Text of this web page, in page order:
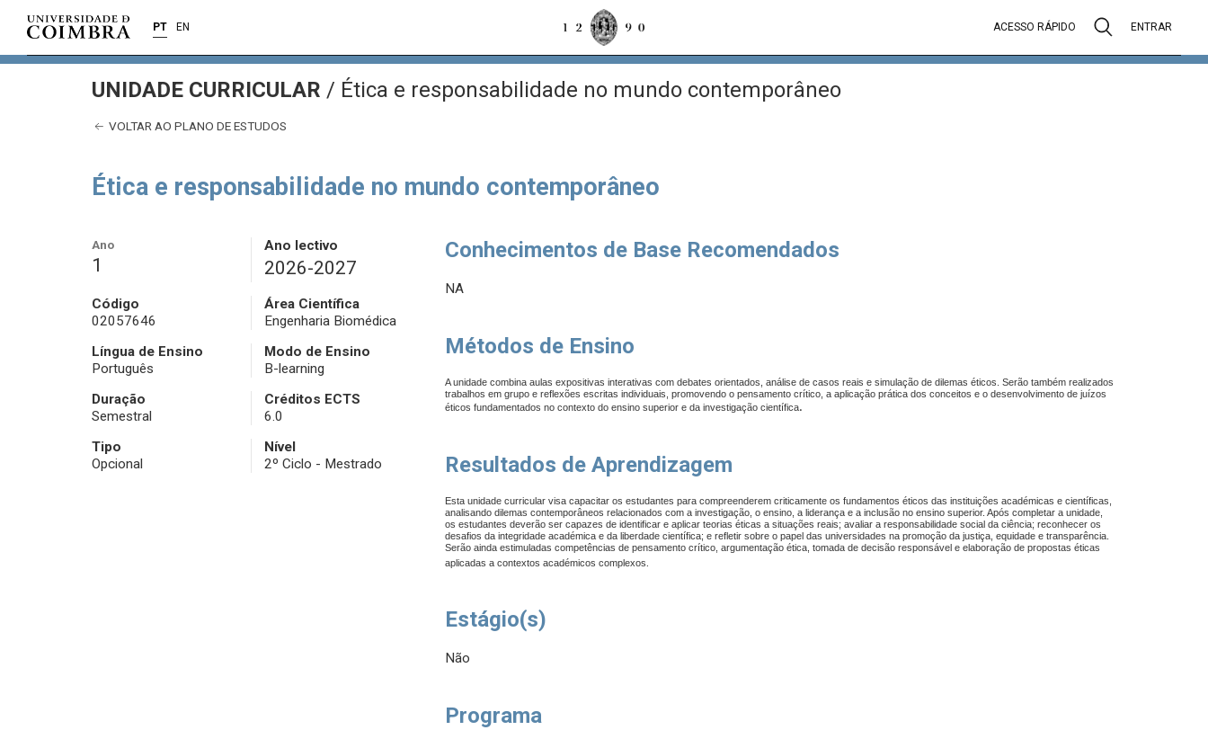
PT EN ACESSO RÁPIDO ENTRAR
UNIDADE CURRICULAR / Ética e responsabilidade no mundo contemporâneo
VOLTAR AO PLANO DE ESTUDOS
Ética e responsabilidade no mundo contemporâneo
Ano
1
Ano lectivo
2026-2027
Código
02057646
Área Científica
Engenharia Biomédica
Língua de Ensino
Português
Modo de Ensino
B-learning
Duração
Semestral
Créditos ECTS
6.0
Tipo
Opcional
Nível
2º Ciclo - Mestrado
Conhecimentos de Base Recomendados
NA
Métodos de Ensino
A unidade combina aulas expositivas interativas com debates orientados, análise de casos reais e simulação de dilemas éticos. Serão também realizados
trabalhos em grupo e reflexões escritas individuais, promovendo o pensamento crítico, a aplicação prática dos conceitos e o desenvolvimento de juízos
éticos fundamentados no contexto do ensino superior e da investigação científica.
Resultados de Aprendizagem
Esta unidade curricular visa capacitar os estudantes para compreenderem criticamente os fundamentos éticos das instituições académicas e científicas,
analisando dilemas contemporâneos relacionados com a investigação, o ensino, a liderança e a inclusão no ensino superior. Após completar a unidade,
os estudantes deverão ser capazes de identificar e aplicar teorias éticas a situações reais; avaliar a responsabilidade social da ciência; reconhecer os
desafios da integridade académica e da liberdade científica; e refletir sobre o papel das universidades na promoção da justiça, equidade e transparência.
Serão ainda estimuladas competências de pensamento crítico, argumentação ética, tomada de decisão responsável e elaboração de propostas éticas
aplicadas a contextos académicos complexos.
Estágio(s)
Não
Programa